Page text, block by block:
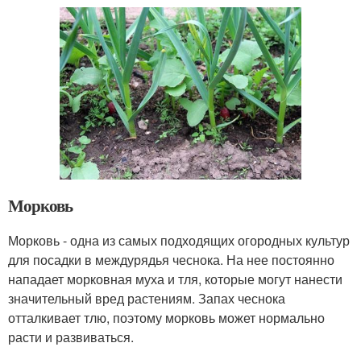
Морковь
Морковь - одна из самых подходящих огородных культур
для посадки в междурядья чеснока. На нее постоянно
нападает морковная муха и тля, которые могут нанести
значительный вред растениям. Запах чеснока
отталкивает тлю, поэтому морковь может нормально
расти и развиваться.